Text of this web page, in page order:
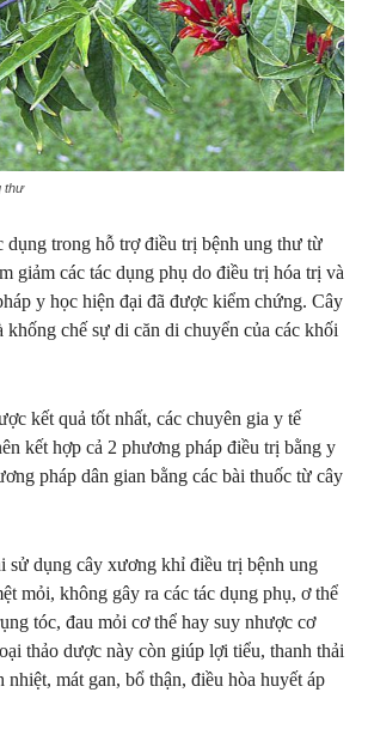
thư
dụng trong hỗ trợ điều trị bệnh ung thư từ
giảm các tác dụng phụ do điều trị hóa trị và
y học hiện đại đã được kiểm chứng. Cây
chế sự di căn di chuyển của các khối
kết quả tốt nhất, các chuyên gia y tế
kết hợp cả 2 phương pháp điều trị bằng y
pháp dân gian bằng các bài thuốc từ cây
sử dụng cây xương khỉ điều trị bệnh ung
mỏi, không gây ra các tác dụng phụ, ơ thể
tóc, đau mỏi cơ thể hay suy nhược cơ
thảo dược này còn giúp lợi tiểu, thanh thải
nhiệt, mát gan, bổ thận, điều hòa huyết áp